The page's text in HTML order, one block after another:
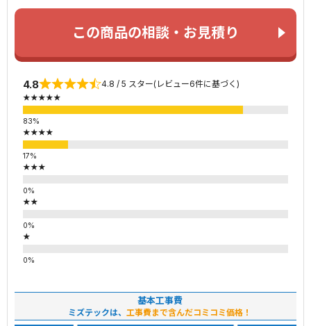
この商品の相談・お見積り
4.8 4.8 / 5 スター(レビュー6件に基づく)
★★★★★
★★★★
★★★
★★
★
基本工事費
ミズテックは、 工事費まで含んだコミコミ価格！